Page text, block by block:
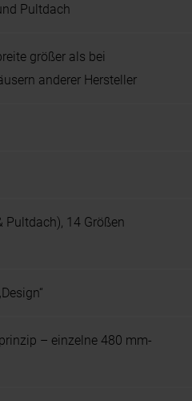
Pultdach
größer als bei
anderer Hersteller
Pultdach), 14 Größen
– einzelne 480 mm-